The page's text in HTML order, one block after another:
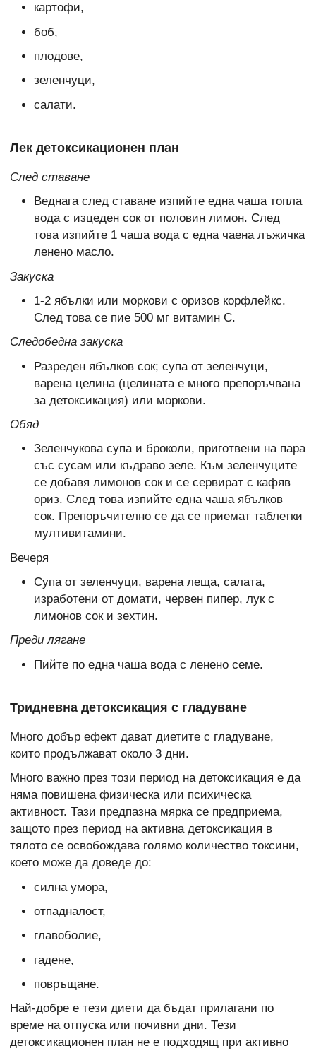
картофи,
боб,
плодове,
зеленчуци,
салати.
Лек детоксикационен план
След ставане
Веднага след ставане изпийте една чаша топла
вода с изцеден сок от половин лимон. След
това изпийте 1 чаша вода с една чаена лъжичка
ленено масло.
Закуска
1-2 ябълки или моркови с оризов корфлейкс.
След това се пие 500 мг витамин С.
Следобедна закуска
Разреден ябълков сок; супа от зеленчуци,
варена целина (целината е много препоръчвана
за детоксикация) или моркови.
Обяд
Зеленчукова супа и броколи, приготвени на пара
със сусам или къдраво зеле. Към зеленчуците
се добавя лимонов сок и се сервират с кафяв
ориз. След това изпийте една чаша ябълков
сок. Препоръчително се да се приемат таблетки
мултивитамини.
Вечеря
Супа от зеленчуци, варена леща, салата,
изработени от домати, червен пипер, лук с
лимонов сок и зехтин.
Преди лягане
Пийте по една чаша вода с ленено семе.
Тридневна детоксикация с гладуване
Много добър ефект дават диетите с гладуване,
които продължават около 3 дни.
Много важно през този период на детоксикация е да
няма повишена физическа или психическа
активност. Тази предпазна мярка се предприема,
защото през период на активна детоксикация в
тялото се освобождава голямо количество токсини,
което може да доведе до:
силна умора,
отпадналост,
главоболие,
гадене,
повръщане.
Най-добре е тези диети да бъдат прилагани по
време на отпуска или почивни дни. Тези
детоксикационен план не е подходящ при активно